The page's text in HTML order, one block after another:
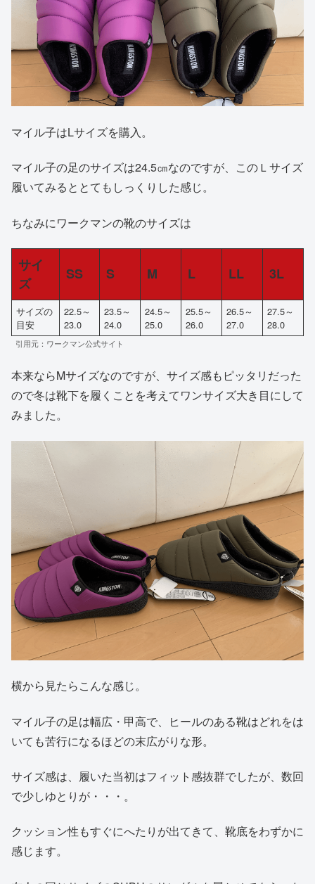
マイル子はLサイズを購入。
マイル子の足のサイズは24.5㎝なのですが、このＬサイズ
履いてみるととてもしっくりした感じ。
ちなみにワークマンの靴のサイズは
サイ
ズ
SS S M L LL 3L
サイズの
目安
22.5～
23.0
23.5～
24.0
24.5～
25.0
25.5～
26.0
26.5～
27.0
27.5～
28.0
引用元：ワークマン公式サイト
本来ならMサイズなのですが、サイズ感もピッタリだった
ので冬は靴下を履くことを考えてワンサイズ大き目にして
みました。
横から見たらこんな感じ。
マイル子の足は幅広・甲高で、ヒールのある靴はどれをは
いても苦行になるほどの末広がりな形。
サイズ感は、履いた当初はフィット感抜群でしたが、数回
で少しゆとりが・・・。
クッション性もすぐにへたりが出てきて、靴底をわずかに
感じます。